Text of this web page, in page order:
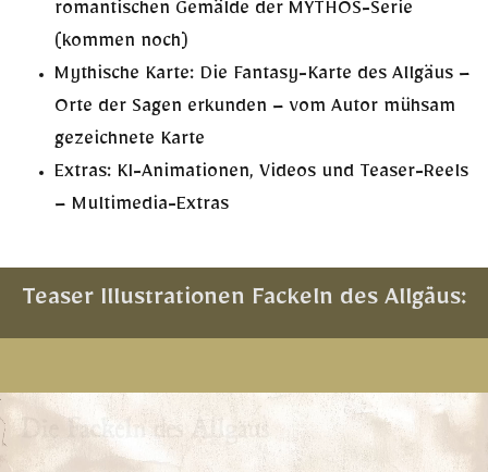
romantischen Gemälde der MYTHOS-Serie
(kommen noch)
Mythische Karte: Die Fantasy-Karte des Allgäus –
Orte der Sagen erkunden – vom Autor mühsam
gezeichnete Karte
Extras: KI-Animationen, Videos und Teaser-Reels
– Multimedia-Extras
Teaser Illustrationen Fackeln des Allgäus: